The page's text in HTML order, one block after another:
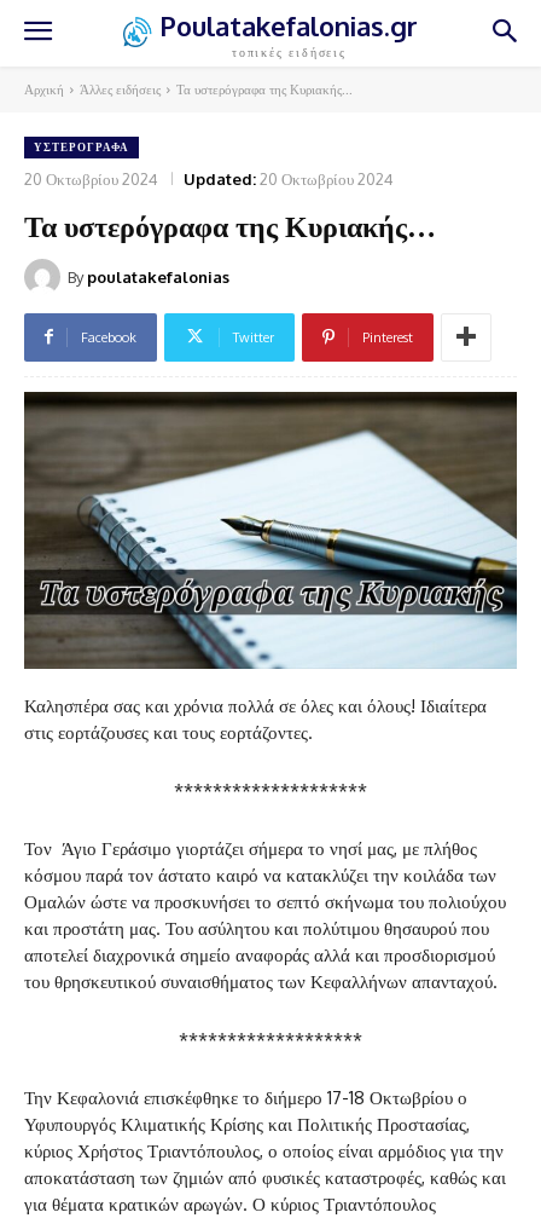
Poulatakefalonias.gr
τοπικές ειδήσεις
Αρχική Άλλες ειδήσεις Τα υστερόγραφα της Κυριακής...
ΥΣΤΕΡΌΓΡΑΦΑ
20 Οκτωβρίου 2024 Updated:20 Οκτωβρίου 2024
Τα υστερόγραφα της Κυριακής…
By poulatakefalonias
Facebook Twitter Pinterest
Καλησπέρα σας και χρόνια πολλά σε όλες και όλους! Ιδιαίτερα
στις εορτάζουσες και τους εορτάζοντες.
********************
Τον Άγιο Γεράσιμο γιορτάζει σήμερα το νησί μας, με πλήθος
κόσμου παρά τον άστατο καιρό να κατακλύζει την κοιλάδα των
Ομαλών ώστε να προσκυνήσει το σεπτό σκήνωμα του πολιούχου
και προστάτη μας. Του ασύλητου και πολύτιμου θησαυρού που
αποτελεί διαχρονικά σημείο αναφοράς αλλά και προσδιορισμού
του θρησκευτικού συναισθήματος των Κεφαλλήνων απανταχού.
*******************
Την Κεφαλονιά επισκέφθηκε το διήμερο 17-18 Οκτωβρίου ο
Υφυπουργός Κλιματικής Κρίσης και Πολιτικής Προστασίας,
κύριος Χρήστος Τριαντόπουλος, ο οποίος είναι αρμόδιος για την
αποκατάσταση των ζημιών από φυσικές καταστροφές, καθώς και
για θέματα κρατικών αρωγών. Ο κύριος Τριαντόπουλος